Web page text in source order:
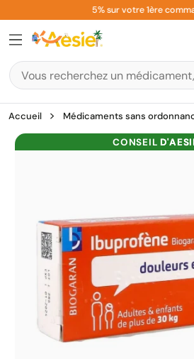
au
contenu
5% sur votre 1ère
Accueil Médicaments sans
CONSEIL